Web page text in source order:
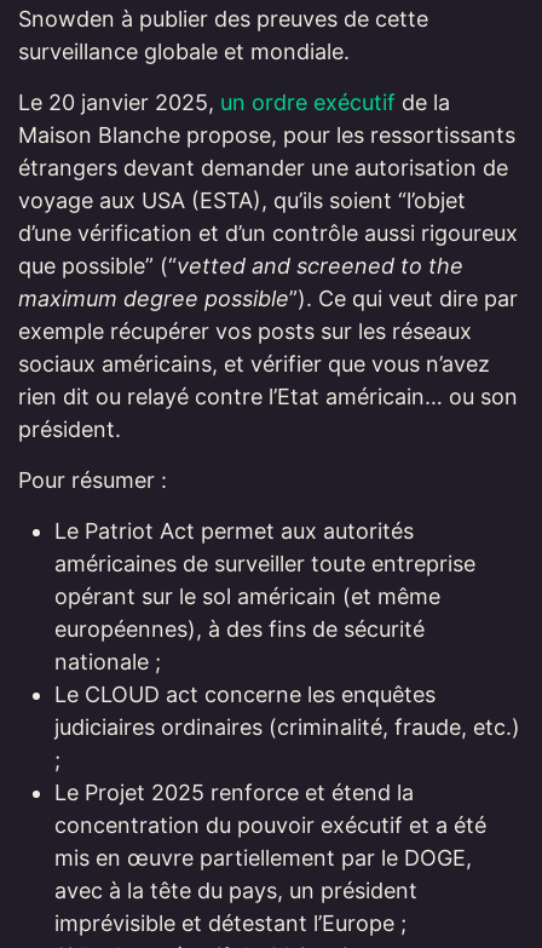
Snowden à publier des preuves de cette
surveillance globale et mondiale.
Le 20 janvier 2025, un ordre exécutif de la
Maison Blanche propose, pour les ressortissants
étrangers devant demander une autorisation de
voyage aux USA (ESTA), qu’ils soient “l’objet
d’une vérification et d’un contrôle aussi rigoureux
que possible” (“vetted and screened to the
maximum degree possible”). Ce qui veut dire par
exemple récupérer vos posts sur les réseaux
sociaux américains, et vérifier que vous n’avez
rien dit ou relayé contre l’Etat américain… ou son
président.
Pour résumer :
Le Patriot Act permet aux autorités
américaines de surveiller toute entreprise
opérant sur le sol américain (et même
européennes), à des fins de sécurité
nationale ;
Le CLOUD act concerne les enquêtes
judiciaires ordinaires (criminalité, fraude, etc.)
;
Le Projet 2025 renforce et étend la
concentration du pouvoir exécutif et a été
mis en œuvre partiellement par le DOGE,
avec à la tête du pays, un président
imprévisible et détestant l’Europe ;